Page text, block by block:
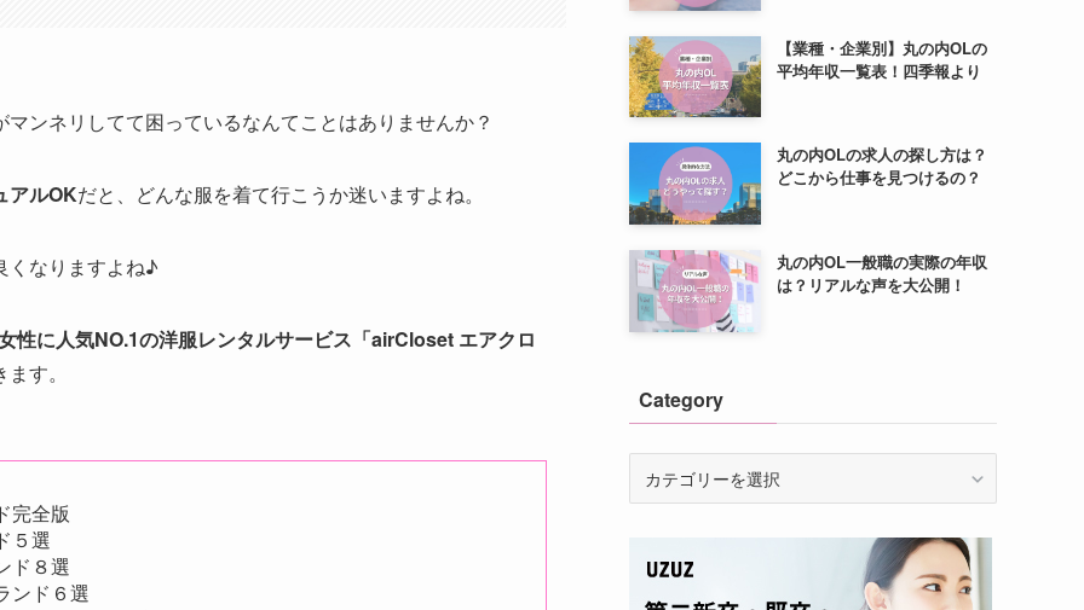
ンネリしてて困っているなんてことはありませんか？
アルOKだと、どんな服を着て行こうか迷いますよね。
くなりますよね♪
性に人気NO.1の洋服レンタルサービス「airCloset エアクロ
す。
完全版
５選
ド８選
ンド６選
【業種・企業別】丸の内OLの
平均年収一覧表！四季報より
丸の内OLの求人の探し方は？
どこから仕事を見つけるの？
丸の内OL一般職の実際の年収
は？リアルな声を大公開！
Category